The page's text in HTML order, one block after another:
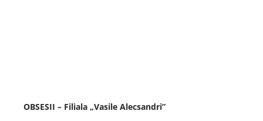
OBSESII – Filiala „Vasile Alecsandri”